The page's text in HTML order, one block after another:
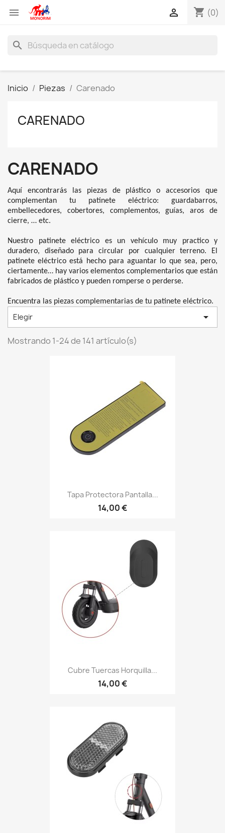
 shopping_cart (0)

search
Inicio Piezas Carenado
CARENADO
CARENADO
Aquí encontrarás las piezas de plástico o accesorios que
complementan tu patinete eléctrico: guardabarros,
embellecedores, cobertores, complementos, guías, aros de
cierre, … etc.
Nuestro patinete eléctrico es un vehículo muy practico y
duradero, diseñado para circular por cualquier terreno. El
patinete eléctrico está hecho para aguantar lo que sea, pero,
ciertamente… hay varios elementos complementarios que están
fabricados de plástico y pueden romperse o perderse.
Encuentra las piezas complementarias de tu patinete eléctrico.
Elegir 
Mostrando 1-24 de 141 artículo(s)
Tapa Protectora Pantalla...
14,00 €
Cubre Tuercas Horquilla...
14,00 €